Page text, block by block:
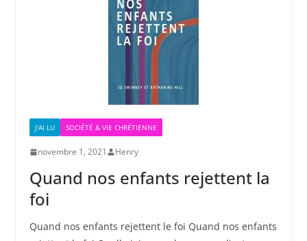
J'AI LU SOCIÉTÉ & VIE CHRÉTIENNE
novembre 1, 2021 Henry
Quand nos enfants rejettent la
foi
Quand nos enfants rejettent le foi Quand nos enfants